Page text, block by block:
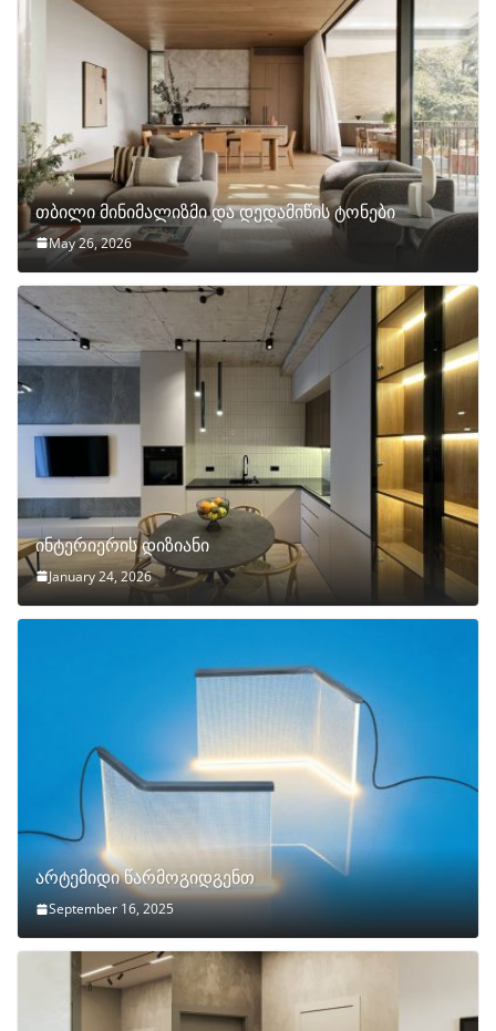
თბილი მინიმალიზმი და დედამიწის ტონები
May 26, 2026
ინტერიერის დიზიანი
January 24, 2026
არტემიდი წარმოგიდგენთ
September 16, 2025